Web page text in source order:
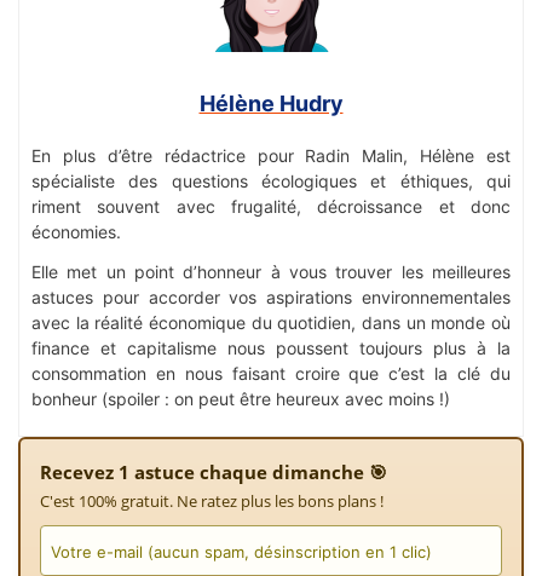
Hélène Hudry
En plus d’être rédactrice pour Radin Malin, Hélène est
spécialiste des questions écologiques et éthiques, qui
riment souvent avec frugalité, décroissance et donc
économies.
Elle met un point d’honneur à vous trouver les meilleures
astuces pour accorder vos aspirations environnementales
avec la réalité économique du quotidien, dans un monde où
finance et capitalisme nous poussent toujours plus à la
consommation en nous faisant croire que c’est la clé du
bonheur (spoiler : on peut être heureux avec moins !)
Recevez 1 astuce chaque dimanche 🎯
C'est 100% gratuit. Ne ratez plus les bons plans !